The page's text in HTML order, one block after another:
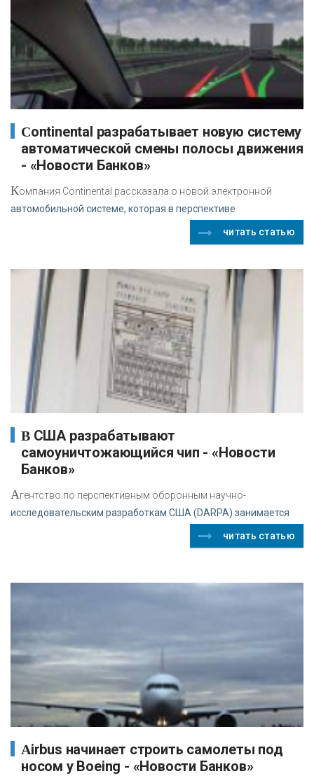
Continental разрабатывает новую систему
автоматической смены полосы движения
- «Новости Банков»
Компания Continental рассказала о новой электронной
автомобильной системе, которая в перспективе
читать статью
В США разрабатывают
самоуничтожающийся чип - «Новости
Банков»
Агентство по перспективным оборонным научно-
исследовательским разработкам США (DARPA) занимается
читать статью
Airbus начинает строить самолеты под
носом у Boeing - «Новости Банков»